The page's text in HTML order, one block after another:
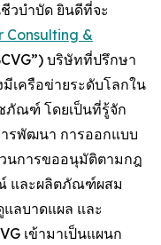
วบำบัด ยินดีที่จะ
Consulting &
บริษัทที่ปรึกษา
เครือข่ายระดับโลกใน
ภัณฑ์ โดยเป็นที่รู้จัก
รพัฒนา การออกแบบ
นการขออนุมัติตามกฎ
และผลิตภัณฑ์ผสม
ลบาดแผล และ
เข้ามาเป็นแผนก